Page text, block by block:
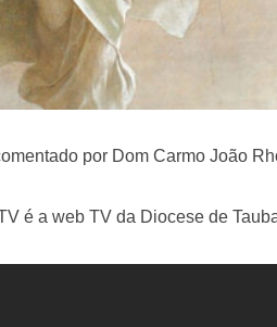
por Dom Carmo João
é a web TV da Diocese de